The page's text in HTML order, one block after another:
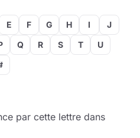
E F G H I
J
Q R S T
U
par cette lettre dans